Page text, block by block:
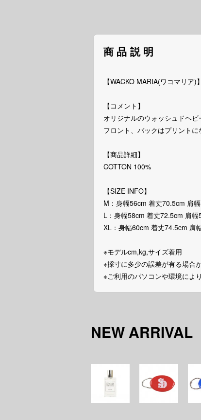
商品説明
【WACKO MARIA(ワコマリ
【コメント】
オリジナルのウォッシュドヘビ
フロント、バックはプリントに
【商品詳細】
COTTON 100%
【SIZE INFO】
M：身幅56cm 着丈70.5cm 肩
L：身幅58cm 着丈72.5cm 肩
XL：身幅60cm 着丈74.5cm 肩
※モデルcm,kg,サイズ着用
※採寸に多少の誤差が有る場合
※ご利用のパソコンや環境によ
NEW ARRIVAL